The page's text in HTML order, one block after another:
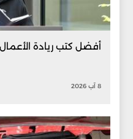
أفضل كتب ريادة الأعمال
8 آب 2026